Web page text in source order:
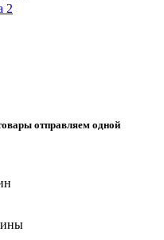
2
отправляем одной